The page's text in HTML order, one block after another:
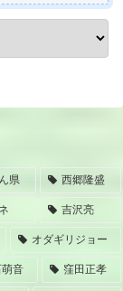
県 西郷隆盛
吉沢亮
オダギリジョー
萌音 窪田正孝